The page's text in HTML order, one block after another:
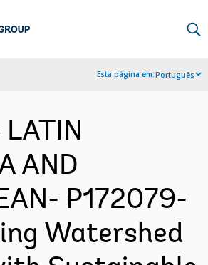
Esta página em:Português
AND
P172079-
Watershed